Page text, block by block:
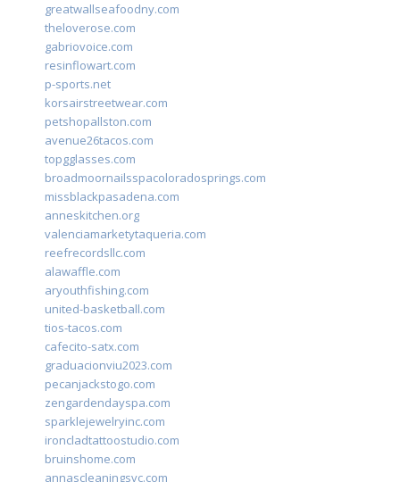
greatwallseafoodny.com
theloverose.com
gabriovoice.com
resinflowart.com
p-sports.net
korsairstreetwear.com
petshopallston.com
avenue26tacos.com
topgglasses.com
broadmoornailsspacoloradosprings.com
missblackpasadena.com
anneskitchen.org
valenciamarketytaqueria.com
reefrecordsllc.com
alawaffle.com
aryouthfishing.com
united-basketball.com
tios-tacos.com
cafecito-satx.com
graduacionviu2023.com
pecanjackstogo.com
zengardendayspa.com
sparklejewelryinc.com
ironcladtattoostudio.com
bruinshome.com
annascleaningsvc.com